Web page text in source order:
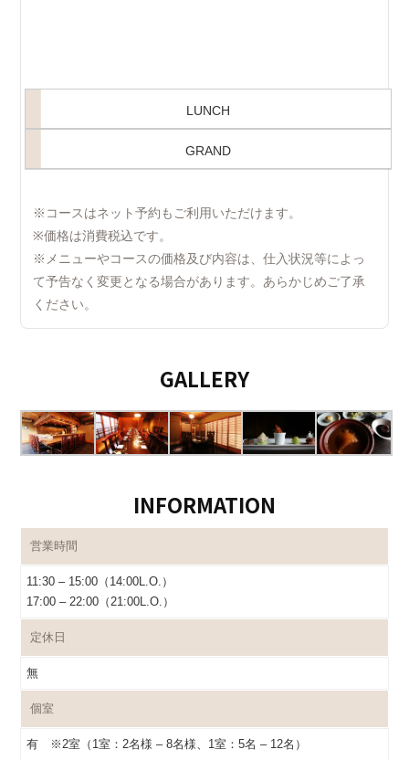
LUNCH
GRAND
※コースはネット予約もご利用いただけます。
※価格は消費税込です。
※メニューやコースの価格及び内容は、仕入状況等によっ
て予告なく変更となる場合があります。あらかじめご了承
ください。
GALLERY
INFORMATION
営業時間
11:30 – 15:00（14:00L.O.）
17:00 – 22:00（21:00L.O.）
定休日
無
個室
有 ※2室（1室：2名様 – 8名様、1室：5名 – 12名）